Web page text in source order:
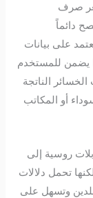
بيانات
للمستخدم
الناتجة
المكاتب
تحويل 5 روبلات روسية إلى
دلالات
وتسهل على